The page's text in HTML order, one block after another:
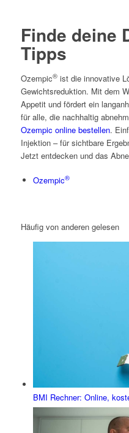
Finde deine
Tipps
Ozempic®ist die innovative
Gewichtsreduktion. Mit dem
Appetit und fördert ein
für alle, die nachhaltig
Ozempic online bestellen.
Injektion – für sichtbare
Jetzt entdecken und das
Ozempic®
Häufig von anderen gelesen
BMI Rechner: Online,